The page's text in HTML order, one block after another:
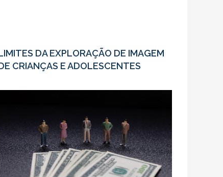
DA EXPLORAÇÃO DE IMAGEM
CRIANÇAS E ADOLESCENTES